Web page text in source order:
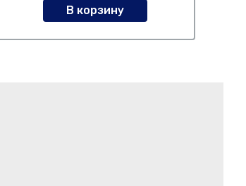
В корзину